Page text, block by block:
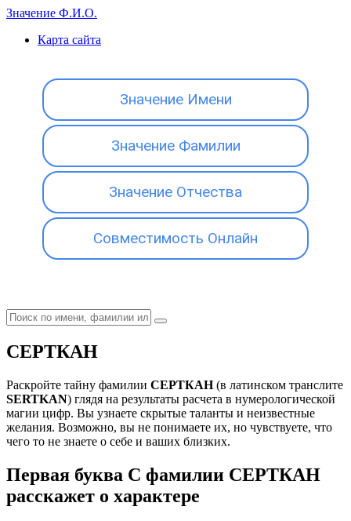
Значение Ф.И.О.
Карта сайта
Значение Имени
Значение Фамилии
Значение Отчества
Совместимость Онлайн
СЕРТКАН
Раскройте тайну фамилии СЕРТКАН(в латинском транслите
SERTKAN) глядя на результаты расчета в нумерологической
магии цифр. Вы узнаете скрытые таланты и неизвестные
желания. Возможно, вы не понимаете их, но чувствуете, что
чего то не знаете о себе и ваших близких.
Первая буква С фамилии СЕРТКАН
расскажет о характере